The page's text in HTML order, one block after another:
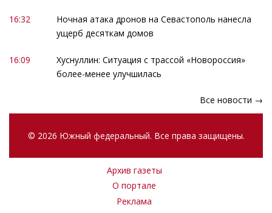
16:32
Ночная атака дронов на Севастополь нанесла
ущерб десяткам домов
16:09
Хуснуллин: Ситуация с трассой «Новороссия»
более-менее улучшилась
Все новости →
© 2026 Южный федеральный. Все права защищены.
Архив газеты
О портале
Реклама